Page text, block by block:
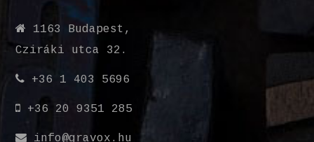
1163 Budapest,
Cziráki utca 32.
+36 1 403 5696
+36 20 9351 285
info@gravox.hu